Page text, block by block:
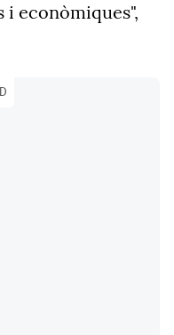
econòmiques",